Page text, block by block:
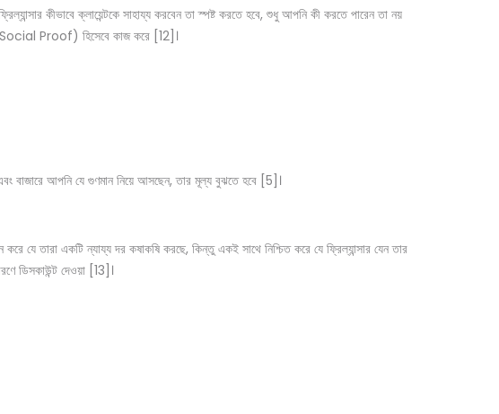
কীভাবে ক্লায়েন্টকে সাহায্য করবেন তা স্পষ্ট করতে হবে, শুধু আপনি কী করতে পারেন তা নয়
(Social Proof) হিসেবে কাজ করে [12]।
বাজারে আপনি যে গুণমান নিয়ে আসছেন, তার মূল্য বুঝতে হবে [5]।
যে তারা একটি ন্যায্য দর কষাকষি করছে, কিন্তু একই সাথে নিশ্চিত করে যে ফ্রিল্যান্সার যেন তার
ডিসকাউন্ট দেওয়া [13]।